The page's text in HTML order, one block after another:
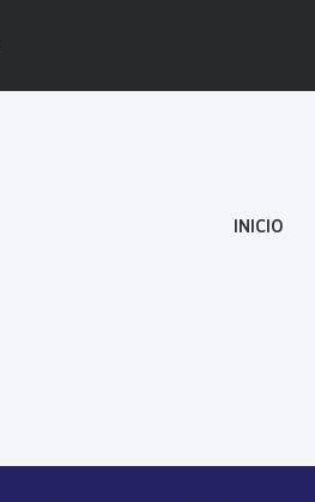
INICIO